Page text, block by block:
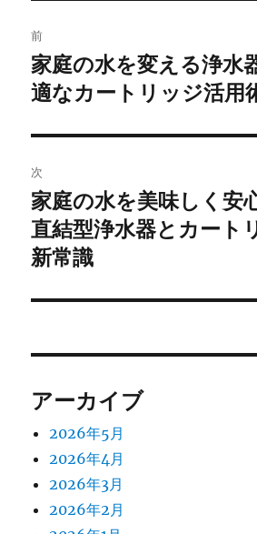
稿
ナ
ビ
ゲ
ー
シ
前
前
の
稿:
家庭の水を変える浄水
適なカートリッジ活用
次
次
の
投
家庭の水を美味しく安
直結型浄水器とカート
新常識
アーカイブ
2026年5月
2026年4月
2026年3月
2026年2月